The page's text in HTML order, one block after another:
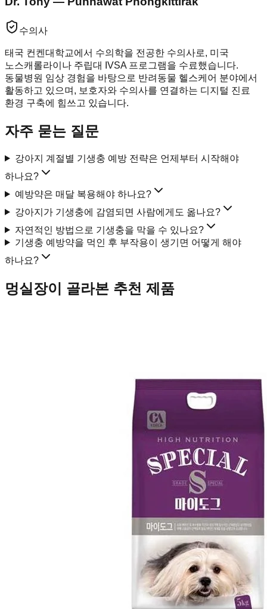
수의사
태국 컨켄대학교에서 수의학을 전공한 수의사로, 미국
노스캐롤라이나 주립대 IVSA 프로그램을 수료했습니다.
동물병원 임상 경험을 바탕으로 반려동물 헬스케어 분야에서
활동하고 있으며, 보호자와 수의사를 연결하는 디지털 진료
환경 구축에 힘쓰고 있습니다.
자주 묻는 질문
강아지 계절별 기생충 예방 전략은 언제부터 시작해야
하나요?
예방약은 매달 복용해야 하나요?
강아지가 기생충에 감염되면 사람에게도 옮나요?
자연적인 방법으로 기생충을 막을 수 있나요?
기생충 예방약을 먹인 후 부작용이 생기면 어떻게 해야
하나요?
멍실장이 골라본 추천 제품